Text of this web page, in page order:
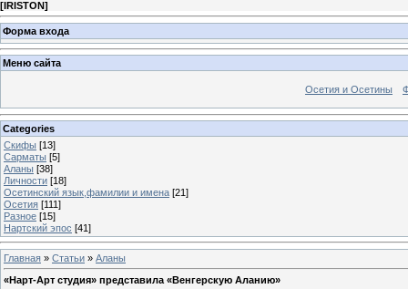
[IRISTON]
Форма входа
Меню сайта
Осетия и Осетины
Categories
Скифы [13]
Сарматы [5]
Аланы [38]
Личности [18]
Осетинский язык,фамилии и имена [21]
Осетия [111]
Разное [15]
Нартский эпос [41]
Главная » Статьи » Аланы
«Нарт-Арт студия» представила «Венгерскую Аланию»